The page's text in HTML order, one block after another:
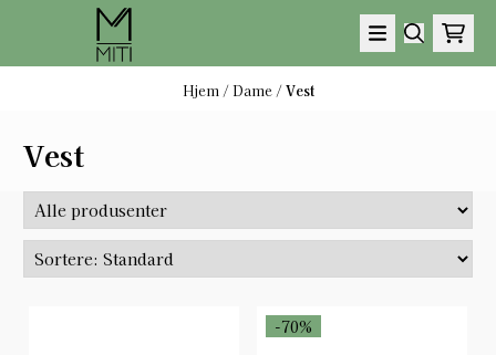
Hopp til innhold
Hjem /Dame /Vest
Vest
-70%